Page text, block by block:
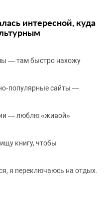
интересной, куда
— там быстро нахожу
сайты —
— люблю «живой»
книгу, чтобы
я переключаюсь на отдых.